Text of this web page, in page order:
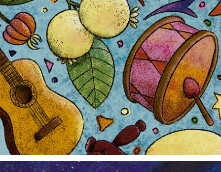
Por todos os Cantos e Contos, 2021